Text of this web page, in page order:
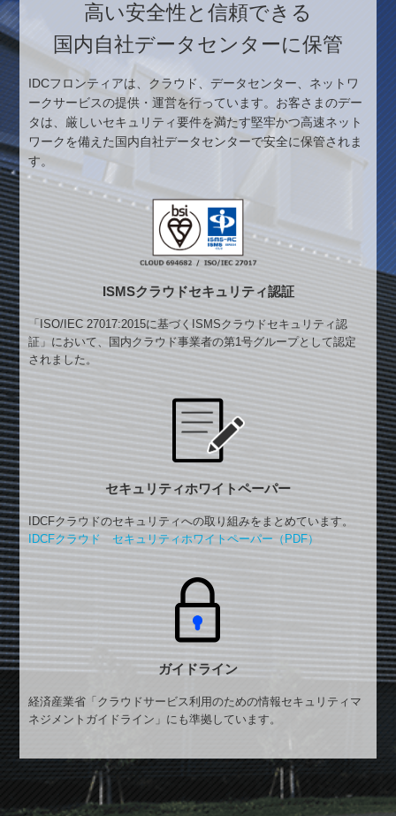
高い安全性と信頼できる
国内自社データセンターに保管
IDCフロンティアは、クラウド、データセンター、ネットワ
ークサービスの提供・運営を行っています。お客さまのデー
タは、厳しいセキュリティ要件を満たす堅牢かつ高速ネット
ワークを備えた国内自社データセンターで安全に保管されま
す。
ISMSクラウドセキュリティ認証
「ISO/IEC 27017:2015に基づくISMSクラウドセキュリティ認
証」において、国内クラウド事業者の第1号グループとして認定
されました。
セキュリティホワイトペーパー
IDCFクラウドのセキュリティへの取り組みをまとめています。
IDCFクラウド セキュリティホワイトペーパー（PDF）
ガイドライン
経済産業省「クラウドサービス利用のための情報セキュリティマ
ネジメントガイドライン」にも準拠しています。